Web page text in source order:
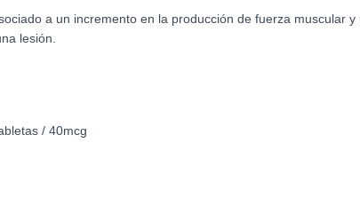
a un incremento en la producción de fuerza muscular
lesión.
/ 40mcg